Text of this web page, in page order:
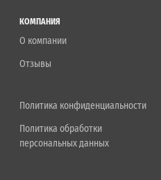
КОМПАНИЯ
О компании
Отзывы
Политика конфиденциальности
Политика обработки
персональных данных